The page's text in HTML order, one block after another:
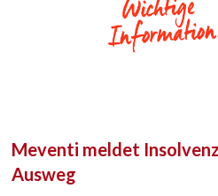
Meventi meldet
Ausweg